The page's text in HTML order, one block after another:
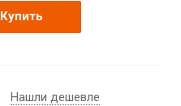
Купить
Нашли дешевле